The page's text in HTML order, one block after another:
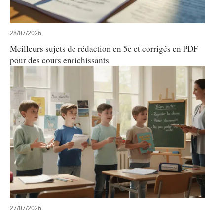
28/07/2026
Meilleurs sujets de rédaction en 5e et corrigés en PDF
pour des cours enrichissants
27/07/2026